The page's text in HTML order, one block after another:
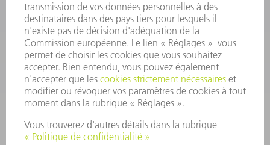
CONTACT
Pièces Détachées
01 48 17 37 57
Lun – Ven 8:30h - 17:30h
pieces.detachees@trumpf.com